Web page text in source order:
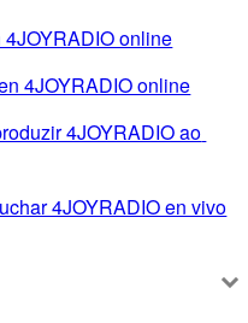
4JOYRADIO online
4JOYRADIO online
4JOYRADIO ao
4JOYRADIO en vivo